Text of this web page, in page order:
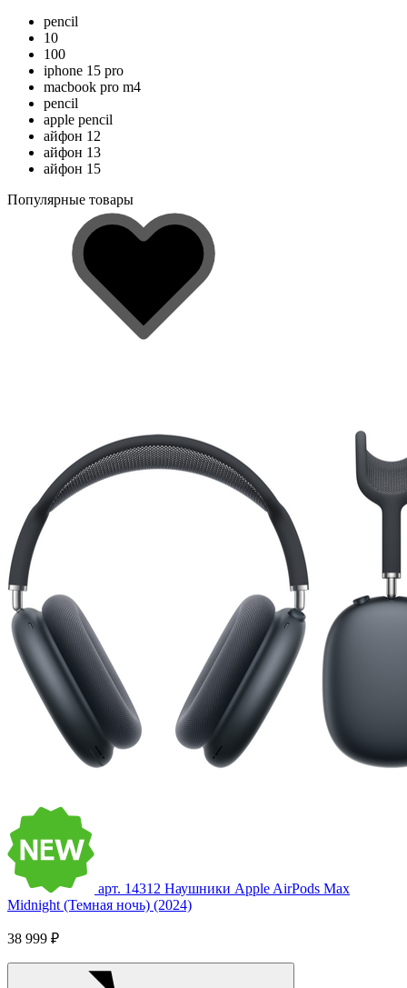
pencil
10
100
iphone 15 pro
macbook pro m4
pencil
apple pencil
айфон 12
айфон 13
айфон 15
Популярные товары
арт. 14312 Наушники Apple AirPods Max
Midnight (Темная ночь) (2024)
38 999 ₽